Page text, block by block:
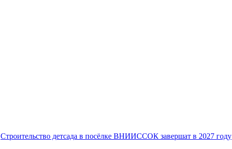
Строительство детсада в посёлке ВНИИССОК завершат в 2027 году